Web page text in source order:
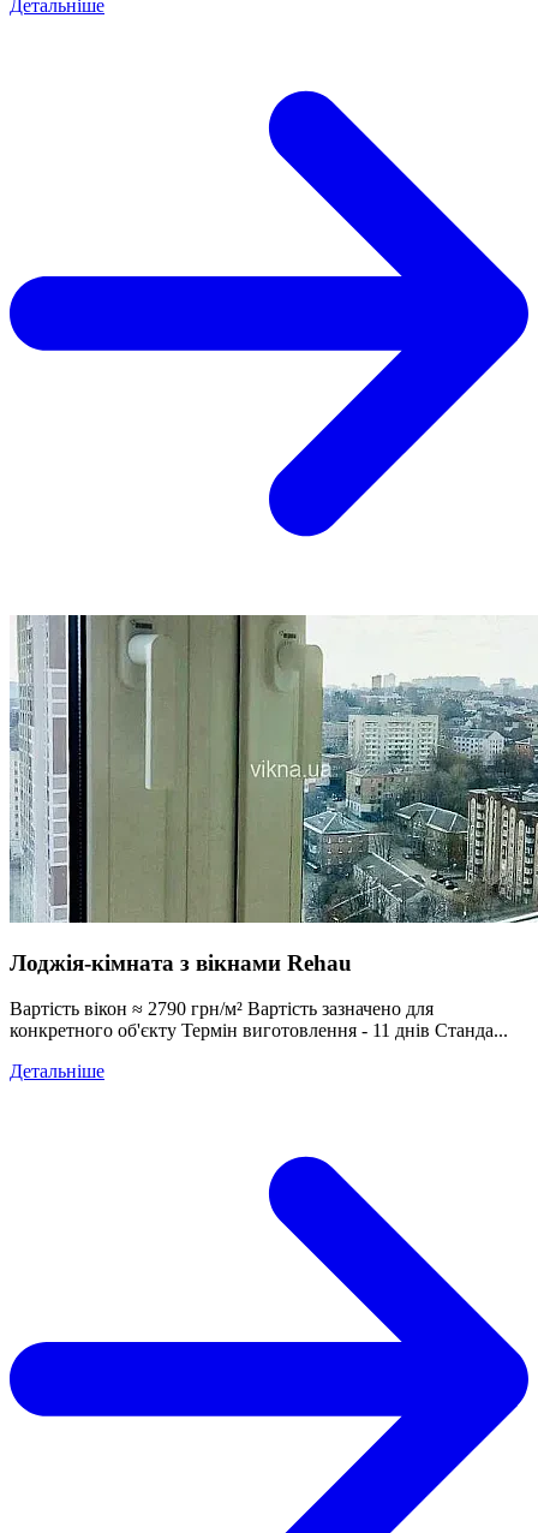
Детальніше
Лоджія-кімната з вікнами Rehau
Вартість вікон ≈ 2790 грн/м² Вартість зазначено для
конкретного об'єкту Термін виготовлення - 11 днів Станда...
Детальніше